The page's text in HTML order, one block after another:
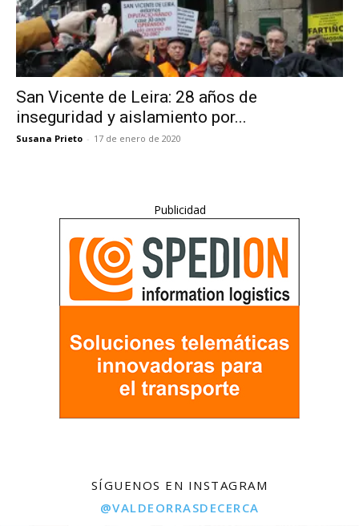
San Vicente de Leira: 28 años de
inseguridad y aislamiento por...
Susana Prieto - 17 de enero de 2020
Publicidad
SÍGUENOS EN INSTAGRAM
@VALDEORRASDECERCA